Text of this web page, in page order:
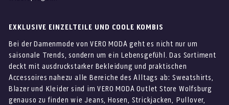
EXKLUSIVE EINZELTEILE UND COOLE KOMBIS
Bei der Damenmode von VERO MODA geht es nicht nur um
saisonale Trends, sondern um ein Lebensgefühl. Das Sortiment
deckt mit ausdruckstarker Bekleidung und praktischen
Accessoires nahezu alle Bereiche des Alltags ab: Sweatshirts,
Blazer und Kleider sind im VERO MODA Outlet Store Wolfsburg
genauso zu finden wie Jeans, Hosen, Strickjacken, Pullover,